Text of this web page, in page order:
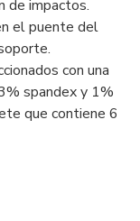
de impactos.
el puente del
con una
spandex y 1%
que contiene 6